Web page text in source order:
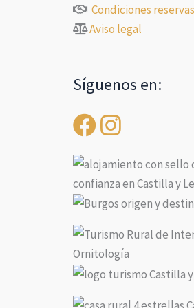
Condiciones reservas
Aviso legal
Síguenos en: